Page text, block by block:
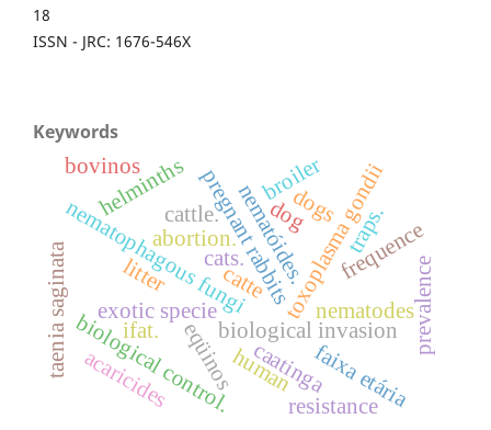
18
ISSN - JRC: 1676-546X
Keywords
biological invasion
exotic specie
caatinga
toxoplasma gondii
pregnant rabbits
abortion.
nematophagous fungi nematodes
biological control. faixa etária
eqüinos
nematóides.
taenia saginata catte
dog
human
ifat. prevalence
helminthscattle.
frequence
dogs
cats.
litter
broiler
traps.
acaricides resistance
bovinos